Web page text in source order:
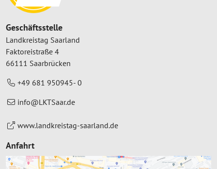
Geschäftsstelle
Landkreistag Saarland
Faktoreistraße 4
66111 Saarbrücken
+49 681 950945- 0
info@LKTSaar.de
www.landkreistag-saarland.de
Anfahrt